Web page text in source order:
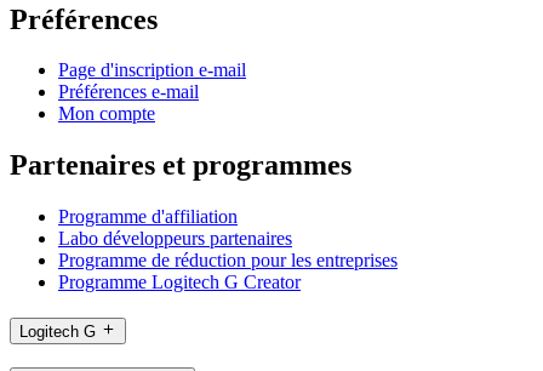
Préférences
Page d'inscription e-mail
Préférences e-mail
Mon compte
Partenaires et programmes
Programme d'affiliation
Labo développeurs partenaires
Programme de réduction pour les entreprises
Programme Logitech G Creator
Logitech G